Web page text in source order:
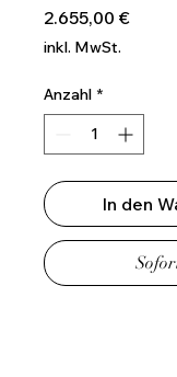
2.655,00 €Preis
inkl. MwSt.
Anzahl *
In den